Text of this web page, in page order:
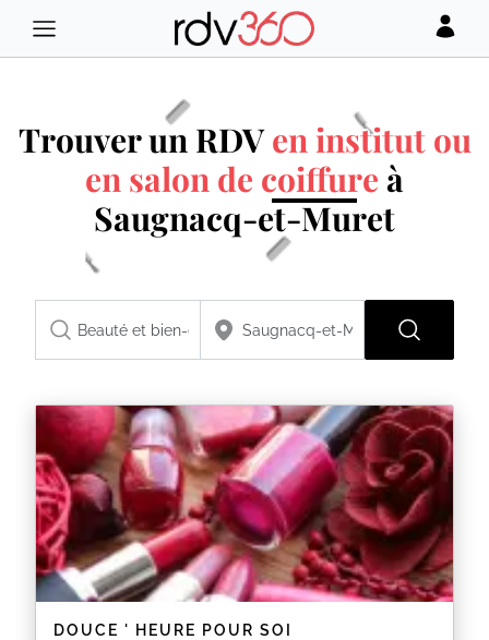
Trouver un RDVen institut ou
en salon de coiffure à
Saugnacq-et-Muret
DOUCE ' HEURE POUR SOI